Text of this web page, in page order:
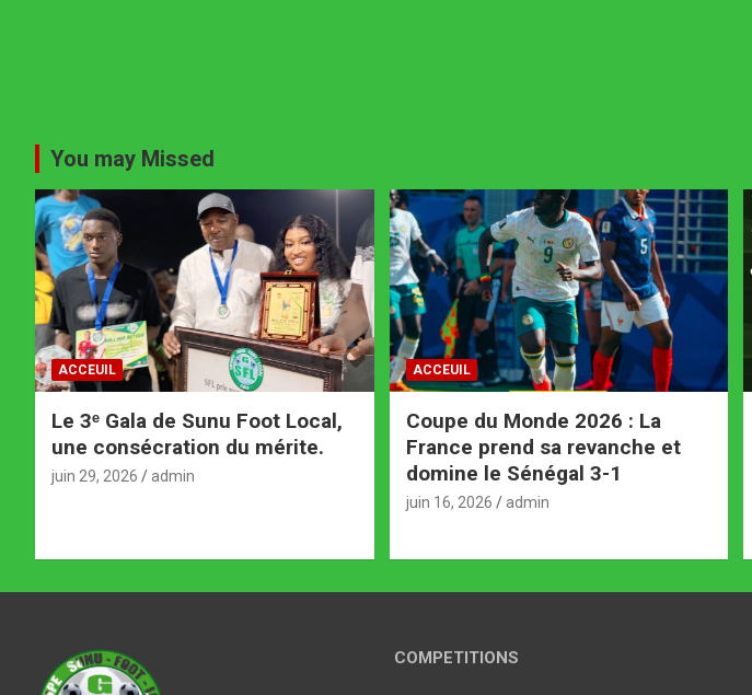
You may Missed
ACCEUIL
Le 3ᵉ Gala de Sunu Foot Local,
une consécration du mérite.
juin 29, 2026 admin
ACCEUIL
Coupe du Monde 2026 : La
France prend sa revanche et
domine le Sénégal 3-1
juin 16, 2026 admin
COMPETITIONS